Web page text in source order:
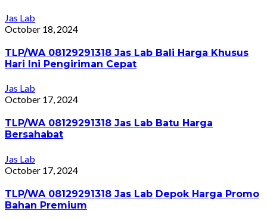
Jas Lab
October 18, 2024
TLP/WA 08129291318 Jas Lab Bali Harga Khusus
Hari Ini Pengiriman Cepat
Jas Lab
October 17, 2024
TLP/WA 08129291318 Jas Lab Batu Harga
Bersahabat
Jas Lab
October 17, 2024
TLP/WA 08129291318 Jas Lab Depok Harga Promo
Bahan Premium